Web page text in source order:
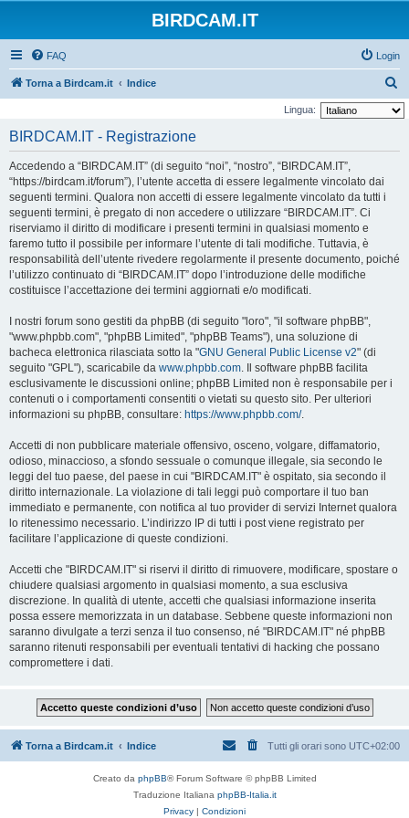
BIRDCAM.IT
FAQ Login
Torna a Birdcam.it Indice
e
Lingua:
BIRDCAM.IT - Registrazione
Accedendo a “BIRDCAM.IT” (di seguito “noi”, “nostro”, “BIRDCAM.IT”,
“https://birdcam.it/forum”), l’utente accetta di essere legalmente vincolato dai
seguenti termini. Qualora non accetti di essere legalmente vincolato da tutti i
seguenti termini, è pregato di non accedere o utilizzare “BIRDCAM.IT”. Ci
riserviamo il diritto di modificare i presenti termini in qualsiasi momento e
faremo tutto il possibile per informare l’utente di tali modifiche. Tuttavia, è
responsabilità dell’utente rivedere regolarmente il presente documento, poiché
l’utilizzo continuato di “BIRDCAM.IT” dopo l’introduzione delle modifiche
costituisce l’accettazione dei termini aggiornati e/o modificati.
I nostri forum sono gestiti da phpBB (di seguito "loro", "il software phpBB",
"www.phpbb.com", "phpBB Limited", "phpBB Teams"), una soluzione di
bacheca elettronica rilasciata sotto la "GNU General Public License v2" (di
seguito "GPL"), scaricabile da www.phpbb.com. Il software phpBB facilita
esclusivamente le discussioni online; phpBB Limited non è responsabile per i
contenuti o i comportamenti consentiti o vietati su questo sito. Per ulteriori
informazioni su phpBB, consultare: https://www.phpbb.com/.
Accetti di non pubblicare materiale offensivo, osceno, volgare, diffamatorio,
odioso, minaccioso, a sfondo sessuale o comunque illegale, sia secondo le
leggi del tuo paese, del paese in cui "BIRDCAM.IT" è ospitato, sia secondo il
diritto internazionale. La violazione di tali leggi può comportare il tuo ban
immediato e permanente, con notifica al tuo provider di servizi Internet qualora
lo ritenessimo necessario. L’indirizzo IP di tutti i post viene registrato per
facilitare l’applicazione di queste condizioni.
Accetti che "BIRDCAM.IT" si riservi il diritto di rimuovere, modificare, spostare o
chiudere qualsiasi argomento in qualsiasi momento, a sua esclusiva
discrezione. In qualità di utente, accetti che qualsiasi informazione inserita
possa essere memorizzata in un database. Sebbene queste informazioni non
saranno divulgate a terzi senza il tuo consenso, né "BIRDCAM.IT" né phpBB
saranno ritenuti responsabili per eventuali tentativi di hacking che possano
compromettere i dati.
Torna a Birdcam.it Indice Tutti gli orari sono UTC+02:00
Creato da phpBB® Forum Software © phpBB Limited
Traduzione Italiana phpBB-Italia.it
Privacy | Condizioni